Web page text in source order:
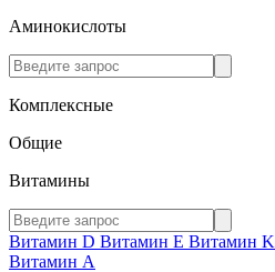
Аминокислоты
Комплексные
Общие
Витамины
Витамин D Витамин E Витамин K
Витамин А